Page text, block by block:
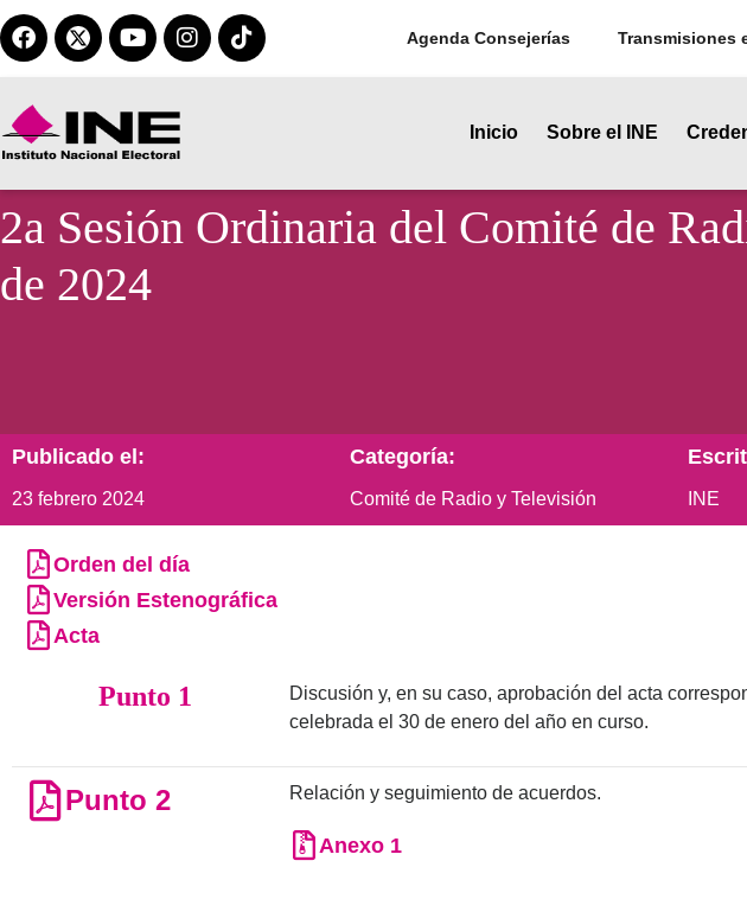
Agenda Consejerías Transmisiones
Inicio Sobre el INE
2a Sesión Ordinaria del Comité de
de 2024
Publicado el:
23 febrero 2024
Categoría:
Comité de Radio y Televisión INE
Orden del día
Versión Estenográfica
Acta
Punto 1
Discusión y, en su caso, aprobación del acta
celebrada el 30 de enero del año en curso.
Punto 2 Relación y seguimiento de acuerdos.
Anexo 1